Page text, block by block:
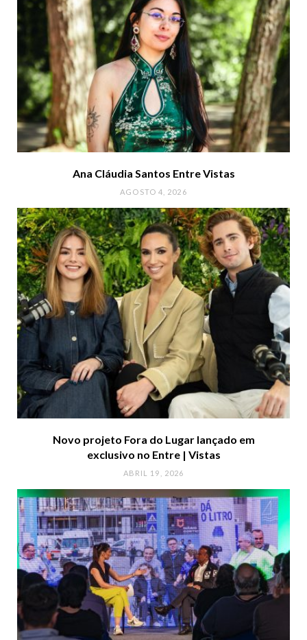
Ana Cláudia Santos Entre Vistas
AGOSTO 4, 2026
Novo projeto Fora do Lugar lançado em
exclusivo no Entre | Vistas
ABRIL 19, 2026